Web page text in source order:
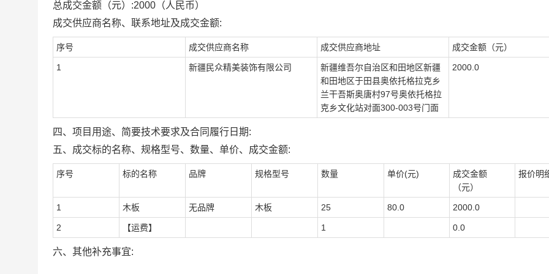
总成交金额（元）:2000 （人民币）
成交供应商名称、联系地址及成交金额:
序号 成交供应商名称 成交供应商地址 成交金额（元）
1 新疆民众精美装饰有限公司
新疆维吾尔自治区和田地区新疆
和田地区于田县奥依托格拉克乡
兰干吾斯奥唐村97号奥依托格拉
克乡文化站对面300-003号门面
2000.0
四、项目用途、简要技术要求及合同履行日期:
五、成交标的名称、规格型号、数量、单价、成交金额:
序号 标的名称 品牌 规格型号 数量 单价(元)
成交金额
（元）
报价明
1 木板 无品牌 木板 25 80.0 2000.0
2 【运费】 1 0.0
六、其他补充事宜: